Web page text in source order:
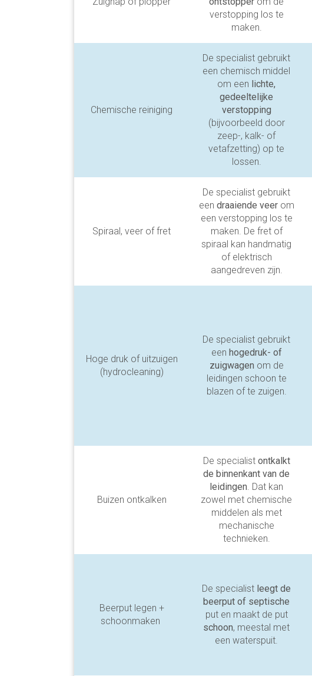
verstopping los te
maken.
Chemische reiniging
De specialist gebruikt
een chemisch middel
om een lichte,
gedeeltelijke
verstopping
(bijvoorbeeld door
zeep-, kalk- of
vetafzetting) op te
lossen.
Spiraal, veer of fret
De specialist gebruikt
een draaiende veer om
een verstopping los te
maken. De fret of
spiraal kan handmatig
of elektrisch
aangedreven zijn.
Hoge druk of uitzuigen
(hydrocleaning)
De specialist gebruikt
een hogedruk- of
zuigwagen om de
leidingen schoon te
blazen of te zuigen.
Buizen ontkalken
De specialist ontkalkt
de binnenkant van de
leidingen. Dat kan
zowel met chemische
middelen als met
mechanische
technieken.
Beerput legen +
schoonmaken
De specialist leegt de
beerput of septische
put en maakt de put
schoon, meestal met
een waterspuit.